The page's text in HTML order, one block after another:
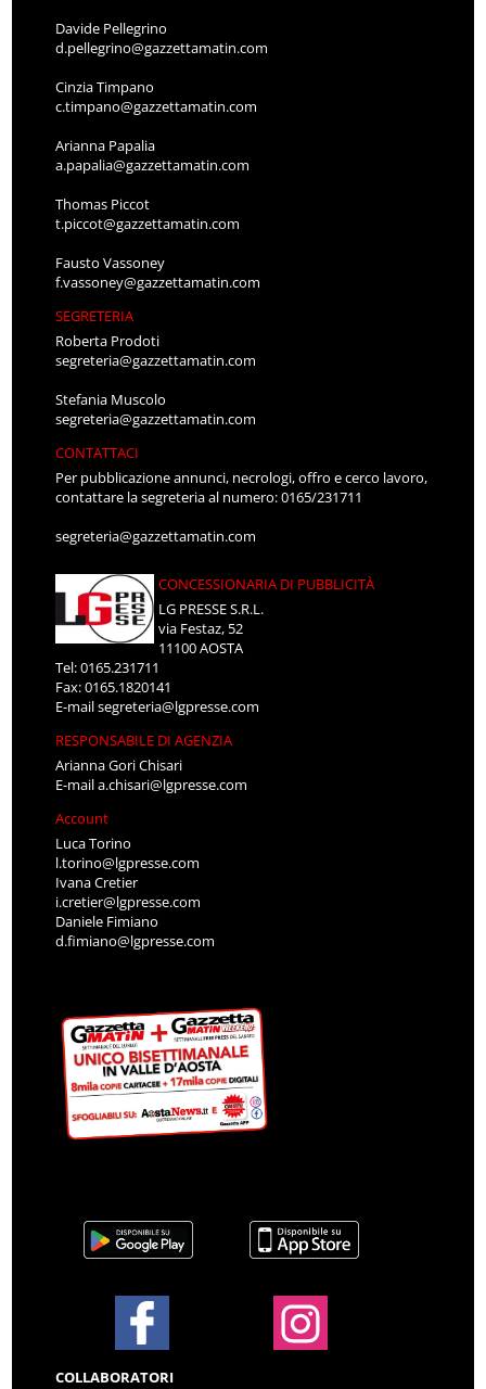
Davide Pellegrino
d.pellegrino@gazzettamatin.com
Cinzia Timpano
c.timpano@gazzettamatin.com
Arianna Papalia
a.papalia@gazzettamatin.com
Thomas Piccot
t.piccot@gazzettamatin.com
Fausto Vassoney
f.vassoney@gazzettamatin.com
SEGRETERIA
Roberta Prodoti
segreteria@gazzettamatin.com
Stefania Muscolo
segreteria@gazzettamatin.com
CONTATTACI
Per pubblicazione annunci, necrologi, offro e cerco lavoro,
contattare la segreteria al numero: 0165/231711
segreteria@gazzettamatin.com
CONCESSIONARIA DI PUBBLICITÀ
LG PRESSE S.R.L.
via Festaz, 52
11100 AOSTA
Tel: 0165.231711
Fax: 0165.1820141
E-mailsegreteria@lgpresse.com
RESPONSABILE DI AGENZIA
Arianna Gori Chisari
E-maila.chisari@lgpresse.com
Account
Luca Torino
l.torino@lgpresse.com
Ivana Cretier
i.cretier@lgpresse.com
Daniele Fimiano
d.fimiano@lgpresse.com
COLLABORATORI